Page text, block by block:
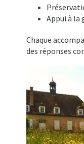
Appui à la
Chaque
des réponses